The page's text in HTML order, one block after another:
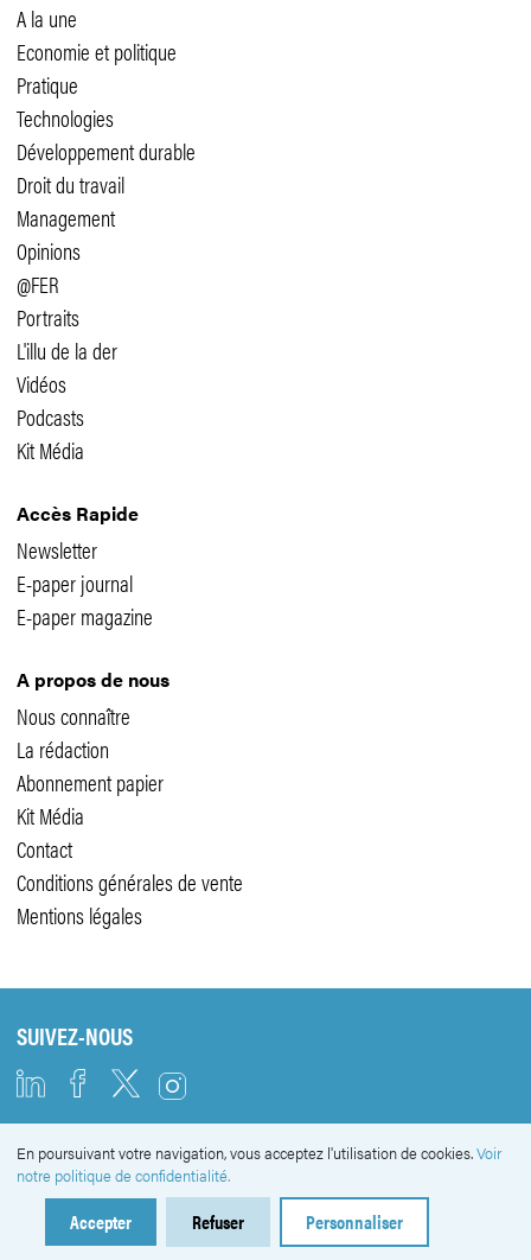
A la une
Economie et politique
Pratique
Technologies
Développement durable
Droit du travail
Management
Opinions
@FER
Portraits
L'illu de la der
Vidéos
Podcasts
Kit Média
Accès Rapide
Newsletter
E-paper journal
E-paper magazine
A propos de nous
Nous connaître
La rédaction
Abonnement papier
Kit Média
Contact
Conditions générales de vente
Mentions légales
SUIVEZ-NOUS
NEWSLETTER
En poursuivant votre navigation, vous acceptez l'utilisation de cookies.Voir
notre politique de confidentialité.
Accepter Refuser Personnaliser